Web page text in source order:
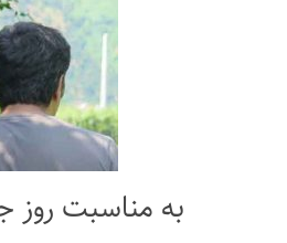
به مناسبت روز